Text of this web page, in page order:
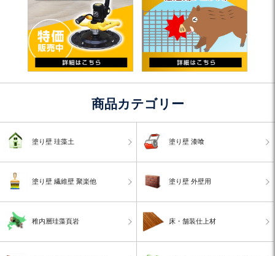
商品カテゴリー
塗り壁 珪藻土 塗り壁 漆喰
塗り壁 繊維壁 聚楽他 塗り壁 外壁用
稚内層珪藻頁岩 床・舗装仕上材